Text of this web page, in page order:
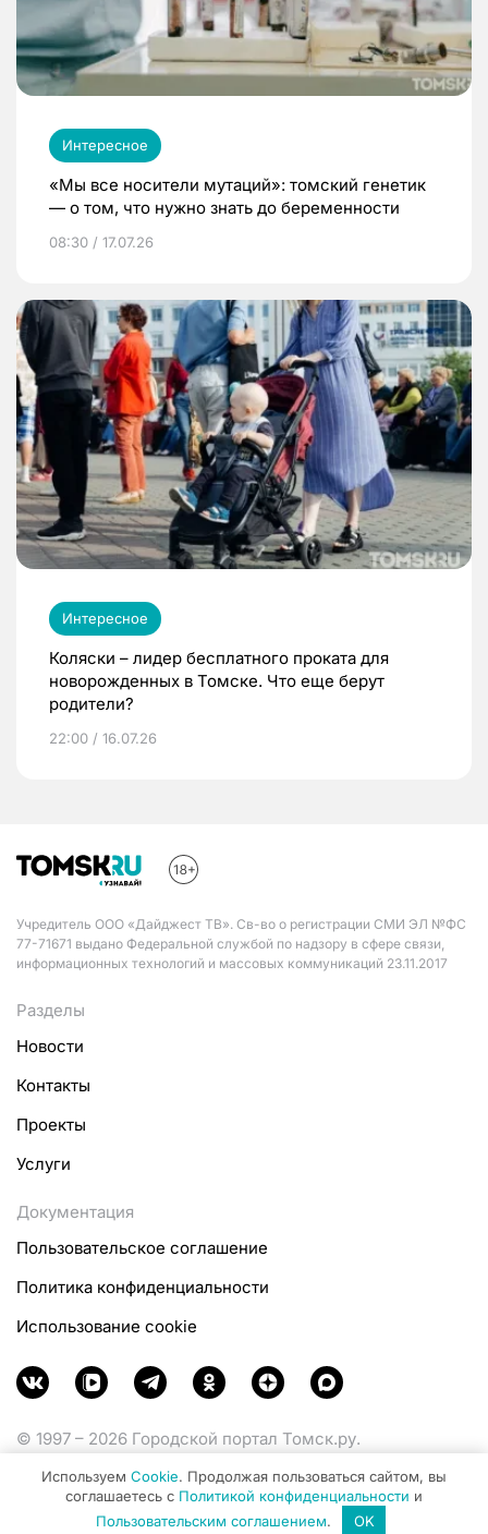
Интересное
«Мы все носители мутаций»: томский генетик
— о том, что нужно знать до беременности
08:30 / 17.07.26
Интересное
Коляски – лидер бесплатного проката для
новорожденных в Томске. Что еще берут
родители?
22:00 / 16.07.26
Учредитель ООО «Дайджест ТВ». Св-во о регистрации СМИ ЭЛ №ФС
77-71671 выдано Федеральной службой по надзору в сфере связи,
информационных технологий и массовых коммуникаций 23.11.2017
Разделы
Новости
Контакты
Проекты
Услуги
Документация
Пользовательское соглашение
Политика конфиденциальности
Использование cookie
© 1997 – 2026 Городской портал Томск.ру.
Министерства цифрового развития, связи и массовых
коммуникаций Российской Федерации.
Используем Cookie. Продолжая пользоваться сайтом, вы
соглашаетесь с Политикой конфиденциальности и
Пользовательским соглашением. OK